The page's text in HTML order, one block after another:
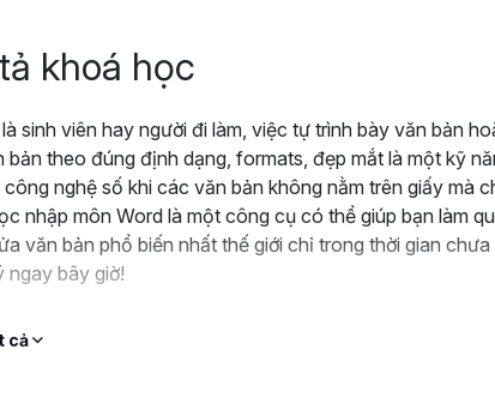
khoá học
sinh viên hay người đi làm, việc tự trình bày văn bản
bản theo đúng định dạng, formats, đẹp mắt là một kỹ
nghệ số khi các văn bản không nằm trên giấy mà
nhập môn Word là một công cụ có thể giúp bạn làm
văn bản phổ biến nhất thế giới chỉ trong thời gian
ngay bây giờ!
cả